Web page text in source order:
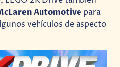
Automotive para
vehículos de aspecto